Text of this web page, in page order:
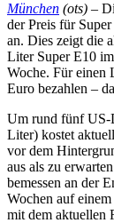
München (ots) –
der Preis für
an. Dies zeigt die
Liter Super E10
Woche. Für einen
Euro bezahlen –
Um rund fünf US-
Liter) kostet
vor dem
aus als zu
bemessen an der
Wochen auf
mit dem aktuellen